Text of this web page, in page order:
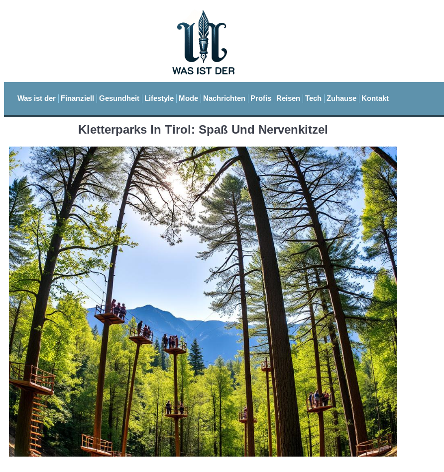
Was ist der Finanziell Gesundheit Lifestyle Mode Nachrichten Profis Reisen Tech Zuhause Kontakt
Kletterparks In Tirol: Spaß Und Nervenkitzel